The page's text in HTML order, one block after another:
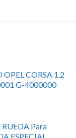
CORSA 1.2
G-4000000
Para